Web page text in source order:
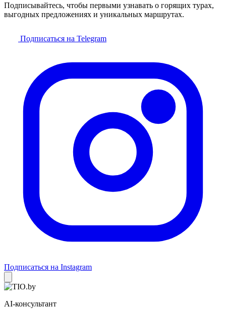
Подписывайтесь, чтобы первыми узнавать о горящих турах,
выгодных предложениях и уникальных маршрутах.
Подписаться на Telegram
Подписаться на Instagram
AI-консультант